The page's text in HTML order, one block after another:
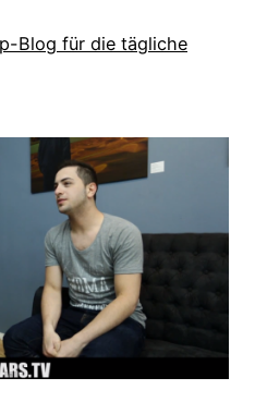
Blog für die tägliche